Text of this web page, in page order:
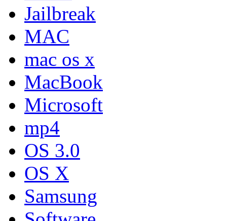
Jailbreak
MAC
mac os x
MacBook
Microsoft
mp4
OS 3.0
OS X
Samsung